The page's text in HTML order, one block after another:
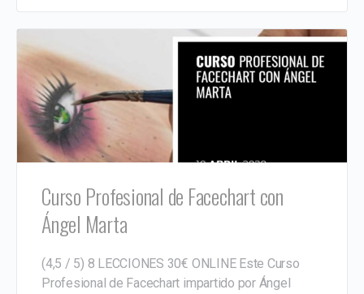
Curso Profesional de Facechart con
Ángel Marta
(4,5 / 5) 8 LECCIONES 30€ ONLINE Este Curso
Profesional de Facechart impartido por Ángel